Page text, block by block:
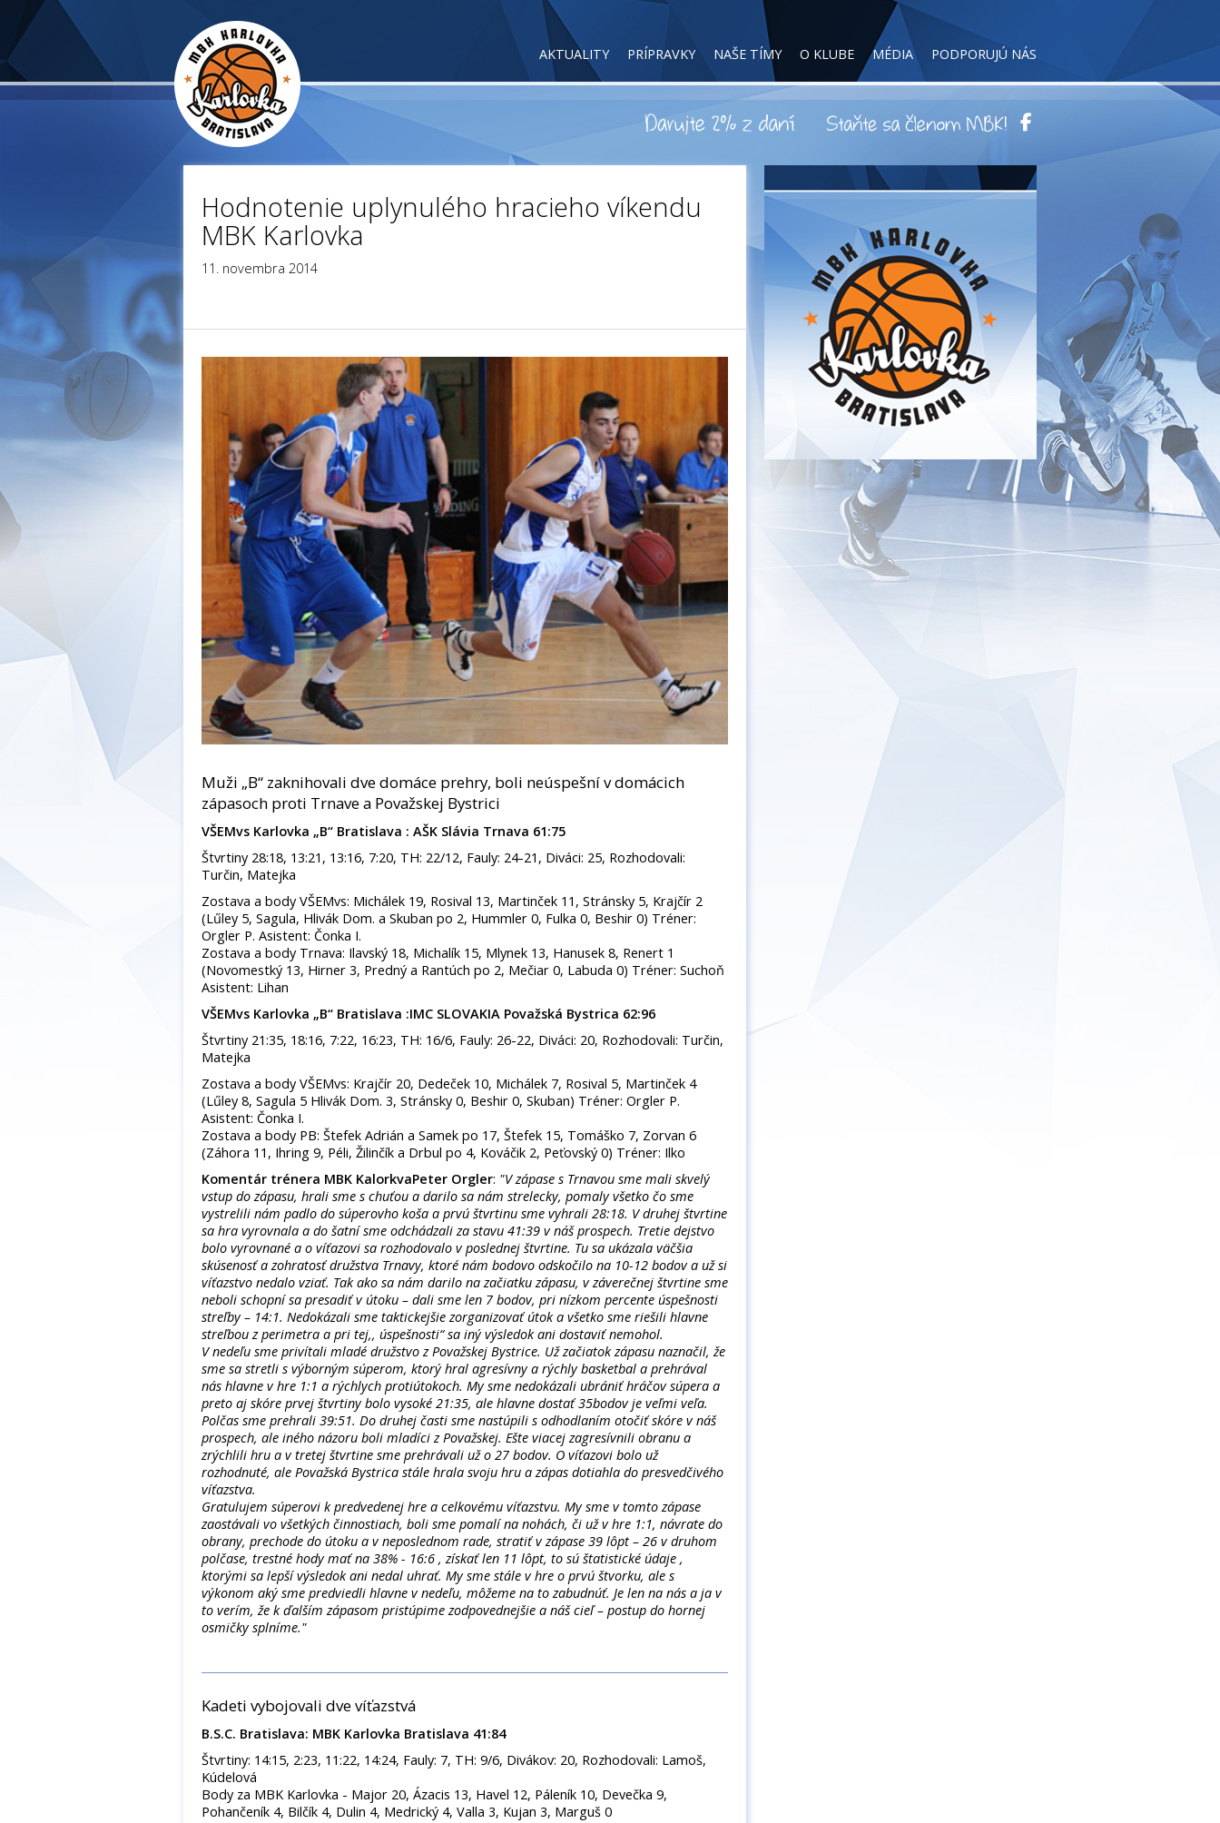
AKTUALITY PRÍPRAVKY NAŠE TÍMY O KLUBE MÉDIA PODPORUJÚ NÁS
Hodnotenie uplynulého hracieho víkendu
MBK Karlovka
11. novembra 2014
Muži „B“ zaknihovali dve domáce prehry, boli neúspešní v domácich
zápasoch proti Trnave a Považskej Bystrici
VŠEMvs Karlovka „B“ Bratislava : AŠK Slávia Trnava 61:75
Štvrtiny 28:18, 13:21, 13:16, 7:20, TH: 22/12, Fauly: 24-21, Diváci: 25, Rozhodovali:
Turčin, Matejka
Zostava a body VŠEMvs: Michálek 19, Rosival 13, Martinček 11, Stránsky 5, Krajčír 2
(Lűley 5, Sagula, Hlivák Dom. a Skuban po 2, Hummler 0, Fulka 0, Beshir 0) Tréner:
Orgler P. Asistent: Čonka I.
Zostava a body Trnava: Ilavský 18, Michalík 15, Mlynek 13, Hanusek 8, Renert 1
(Novomestký 13, Hirner 3, Predný a Rantúch po 2, Mečiar 0, Labuda 0) Tréner: Suchoň
Asistent: Lihan
VŠEMvs Karlovka „B“ Bratislava :IMC SLOVAKIA Považská Bystrica 62:96
Štvrtiny 21:35, 18:16, 7:22, 16:23, TH: 16/6, Fauly: 26-22, Diváci: 20, Rozhodovali: Turčin,
Matejka
Zostava a body VŠEMvs: Krajčír 20, Dedeček 10, Michálek 7, Rosival 5, Martinček 4
(Lűley 8, Sagula 5 Hlivák Dom. 3, Stránsky 0, Beshir 0, Skuban) Tréner: Orgler P.
Asistent: Čonka I.
Zostava a body PB: Štefek Adrián a Samek po 17, Štefek 15, Tomáško 7, Zorvan 6
(Záhora 11, Ihring 9, Péli, Žilinčík a Drbul po 4, Kováčik 2, Peťovský 0) Tréner: Ilko
Komentár trénera MBK KalorkvaPeter Orgler: "V zápase s Trnavou sme mali skvelý
vstup do zápasu, hrali sme s chuťou a darilo sa nám strelecky, pomaly všetko čo sme
vystrelili nám padlo do súperovho koša a prvú štvrtinu sme vyhrali 28:18. V druhej štvrtine
sa hra vyrovnala a do šatní sme odchádzali za stavu 41:39 v náš prospech. Tretie dejstvo
bolo vyrovnané a o víťazovi sa rozhodovalo v poslednej štvrtine. Tu sa ukázala väčšia
skúsenosť a zohratosť družstva Trnavy, ktoré nám bodovo odskočilo na 10-12 bodov a už si
víťazstvo nedalo vziať. Tak ako sa nám darilo na začiatku zápasu, v záverečnej štvrtine sme
neboli schopní sa presadiť v útoku – dali sme len 7 bodov, pri nízkom percente úspešnosti
streľby – 14:1. Nedokázali sme taktickejšie zorganizovať útok a všetko sme riešili hlavne
streľbou z perimetra a pri tej,, úspešnosti“ sa iný výsledok ani dostaviť nemohol.
V nedeľu sme privítali mladé družstvo z Považskej Bystrice. Už začiatok zápasu naznačil, že
sme sa stretli s výborným súperom, ktorý hral agresívny a rýchly basketbal a prehrával
nás hlavne v hre 1:1 a rýchlych protiútokoch. My sme nedokázali ubrániť hráčov súpera a
preto aj skóre prvej štvrtiny bolo vysoké 21:35, ale hlavne dostať 35bodov je veľmi veľa.
Polčas sme prehrali 39:51. Do druhej časti sme nastúpili s odhodlaním otočiť skóre v náš
prospech, ale iného názoru boli mladíci z Považskej. Ešte viacej zagresívnili obranu a
zrýchlili hru a v tretej štvrtine sme prehrávali už o 27 bodov. O víťazovi bolo už
rozhodnuté, ale Považská Bystrica stále hrala svoju hru a zápas dotiahla do presvedčivého
víťazstva.
Gratulujem súperovi k predvedenej hre a celkovému víťazstvu. My sme v tomto zápase
zaostávali vo všetkých činnostiach, boli sme pomalí na nohách, či už v hre 1:1, návrate do
obrany, prechode do útoku a v neposlednom rade, stratiť v zápase 39 lôpt – 26 v druhom
polčase, trestné hody mať na 38% - 16:6 , získať len 11 lôpt, to sú štatistické údaje ,
ktorými sa lepší výsledok ani nedal uhrať. My sme stále v hre o prvú štvorku, ale s
výkonom aký sme predviedli hlavne v nedeľu, môžeme na to zabudnúť. Je len na nás a ja v
to verím, že k ďalším zápasom pristúpime zodpovednejšie a náš cieľ – postup do hornej
osmičky splníme."
Kadeti vybojovali dve víťazstvá
B.S.C. Bratislava: MBK Karlovka Bratislava 41:84
Štvrtiny: 14:15, 2:23, 11:22, 14:24, Fauly: 7, TH: 9/6, Divákov: 20, Rozhodovali: Lamoš,
Kúdelová
Body za MBK Karlovka - Major 20, Ázacis 13, Havel 12, Páleník 10, Devečka 9,
Pohančeník 4, Bilčík 4, Dulin 4, Medrický 4, Valla 3, Kujan 3, Marguš 0